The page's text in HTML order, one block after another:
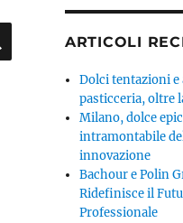
CERCA
ARTICOLI
Dolci tentazioni
pasticceria, oltre
Milano, dolce
intramontabile
innovazione
Bachour e Polin
Ridefinisce il
Professionale